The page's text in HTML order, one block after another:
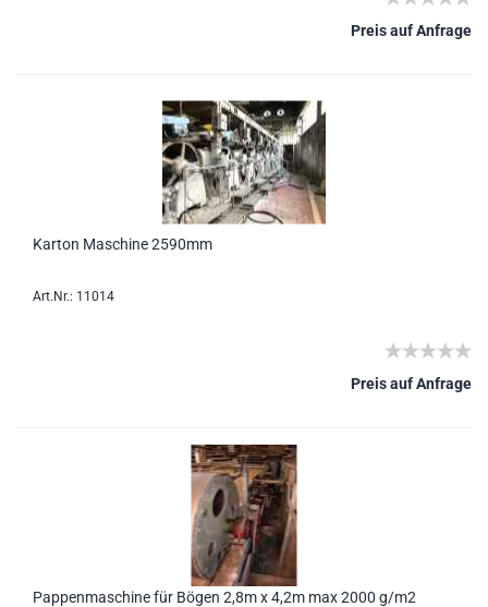
Preis auf Anfrage
Karton Maschine 2590mm
Art.Nr.: 11014
Preis auf Anfrage
Pappenmaschine für Bögen 2,8m x 4,2m max 2000 g/m2